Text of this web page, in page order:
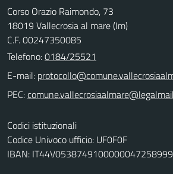
Corso Orazio Raimondo, 73
18019 Vallecrosia al mare (Im)
C.F. 00247350085
Telefono:0184/25521
E-mail:
PEC:
Codici istituzionali
Codice Univoco ufficio: UF0F0F
IBAN: IT44V0538749100000047258999